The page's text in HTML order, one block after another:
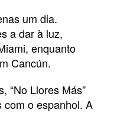
um dia.
a dar à luz,
enquanto
Cancún.
“No Llores Más”
o espanhol. A